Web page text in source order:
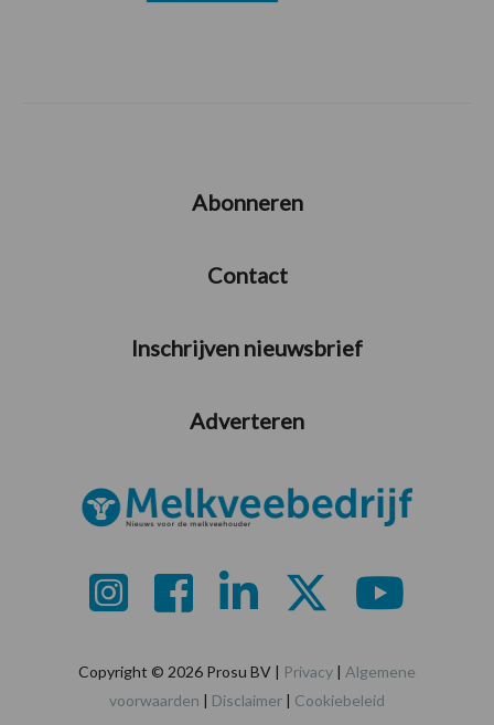
Abonneren
Contact
Inschrijven nieuwsbrief
Adverteren
Copyright © 2026 Prosu BV | Privacy | Algemene
voorwaarden | Disclaimer | Cookiebeleid